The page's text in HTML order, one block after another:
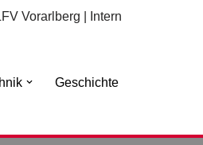
Vorarlberg Intern
Geschichte